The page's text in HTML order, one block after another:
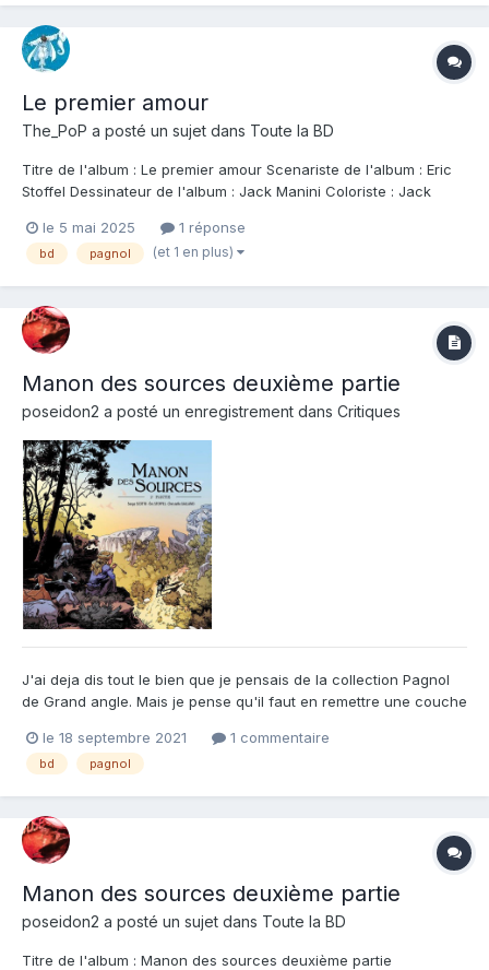
Le premier amour
The_PoP a posté un sujet dans Toute la BD
Titre de l'album : Le premier amour Scenariste de l'album : Eric
Stoffel Dessinateur de l'album : Jack Manini Coloriste : Jack
l'album : Si nous permettons qu'un seul homme ait une seule
femme, l'unité de notre peupl...
le 5 mai 2025 1 réponse
bd pagnol (et 1 en plus)
Manon des sources deuxième partie
poseidon2 a posté un enregistrement dans Critiques
J'ai deja dis tout le bien que je pensais de la collection Pagnol
de Grand angle. Mais je pense qu'il faut en remettre une couche
qui a vu manon des sources étant jeune, montré à la télé par
leurs parents. Mais ma generation ne montre pa...
le 18 septembre 2021 1 commentaire
bd pagnol
Manon des sources deuxième partie
poseidon2 a posté un sujet dans Toute la BD
Titre de l'album : Manon des sources deuxième partie